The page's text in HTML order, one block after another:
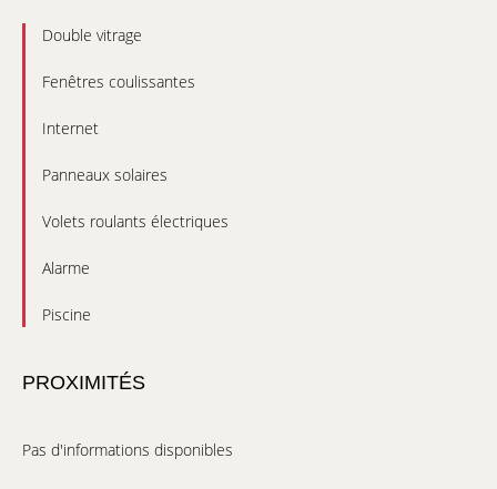
Double vitrage
Fenêtres coulissantes
Internet
Panneaux solaires
Volets roulants électriques
Alarme
Piscine
PROXIMITÉS
Pas d'informations disponibles